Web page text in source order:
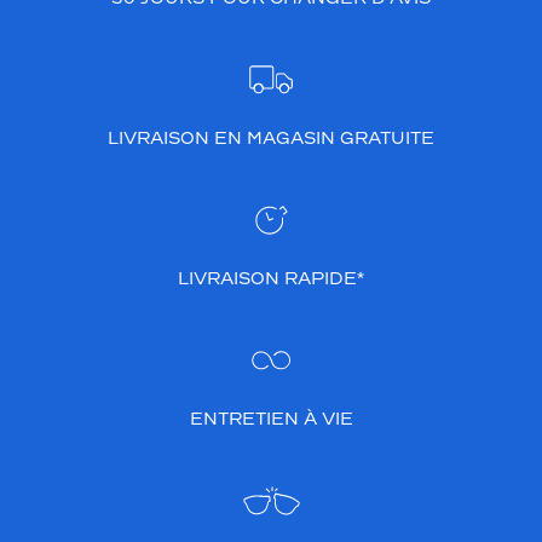
LIVRAISON EN MAGASIN GRATUITE
LIVRAISON RAPIDE*
ENTRETIEN À VIE